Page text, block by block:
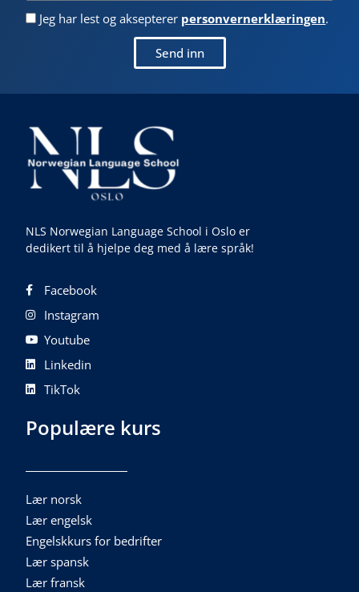
Jeg har lest og aksepterer personvernerklæringen.
Send inn
NLS Norwegian Language School i Oslo er
dedikert til å hjelpe deg med å lære språk!
Facebook
Instagram
Youtube
Linkedin
TikTok
Populære kurs
Lær norsk
Lær engelsk
Engelskkurs for bedrifter
Lær spansk
Lær fransk